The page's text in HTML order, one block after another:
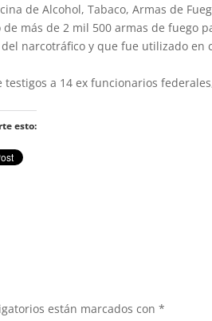
de Alcohol, Tabaco, Armas de
más de 2 mil 500 armas de fuego
narcotráfico y que fue utilizado en
a 14 ex funcionarios
esto:
están marcados con *